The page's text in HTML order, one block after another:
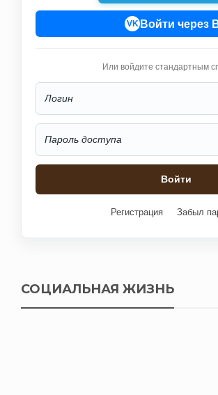
VK Войти через
Или войдите стандартным
Регистрация Забыл
СОЦИАЛЬНАЯ ЖИЗНЬ